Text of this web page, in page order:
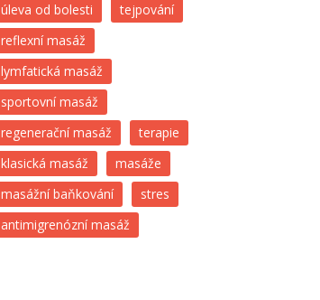
úleva od bolesti
tejpování
reflexní masáž
lymfatická masáž
sportovní masáž
regenerační masáž
terapie
klasická masáž
masáže
masážní baňkování
stres
antimigrenózní masáž